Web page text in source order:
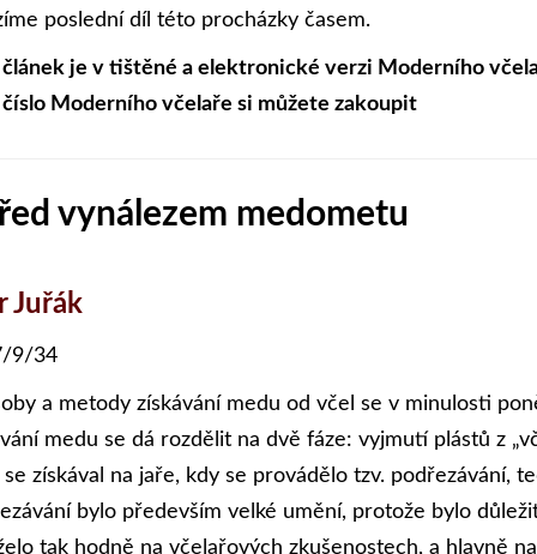
poslední díl této procházky časem.
je v tištěné a elektronické verzi Moderního
Moderního včelaře si můžete zakoupit
vynálezem medometu
Juřák
9/34
a metody získávání medu od včel se v minulosti
medu se dá rozdělit na dvě fáze: vyjmutí plástů z
získával na jaře, kdy se provádělo tzv. podřezávání,
bylo především velké umění, protože bylo
tak hodně na včelařových zkušenostech, a hlavně